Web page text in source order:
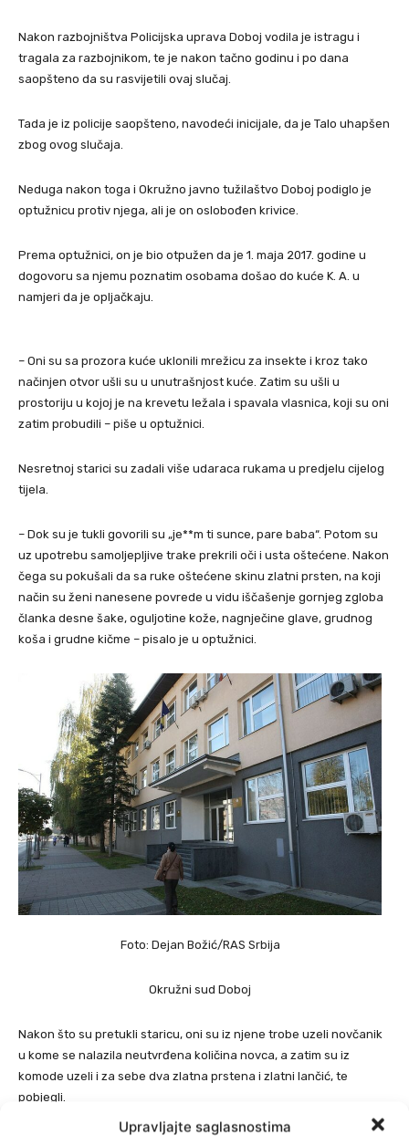
Upravljajte saglasnostima
Nakon razbojništva Policijska uprava Doboj vodila je istragu i
tragala za razbojnikom, te je nakon tačno godinu i po dana
saopšteno da su rasvijetili ovaj slučaj.
Tada je iz policije saopšteno, navodeći inicijale, da je Talo uhapšen
zbog ovog slučaja.
Neduga nakon toga i Okružno javno tužilaštvo Doboj podiglo je
optužnicu protiv njega, ali je on oslobođen krivice.
Prema optužnici, on je bio otpužen da je 1. maja 2017. godine u
dogovoru sa njemu poznatim osobama došao do kuće K. A. u
namjeri da je opljačkaju.
– Oni su sa prozora kuće uklonili mrežicu za insekte i kroz tako
načinjen otvor ušli su u unutrašnjost kuće. Zatim su ušli u
prostoriju u kojoj je na krevetu ležala i spavala vlasnica, koji su oni
zatim probudili – piše u optužnici.
Nesretnoj starici su zadali više udaraca rukama u predjelu cijelog
tijela.
– Dok su je tukli govorili su „je**m ti sunce, pare baba“. Potom su
uz upotrebu samoljepljive trake prekrili oči i usta oštećene. Nakon
čega su pokušali da sa ruke oštećene skinu zlatni prsten, na koji
način su ženi nanesene povrede u vidu iščašenje gornjeg zgloba
članka desne šake, oguljotine kože, nagnječine glave, grudnog
koša i grudne kičme – pisalo je u optužnici.
Foto: Dejan Božić/RAS Srbija
Okružni sud Doboj
Nakon što su pretukli staricu, oni su iz njene trobe uzeli novčanik
u kome se nalazila neutvrđena količina novca, a zatim su iz
komode uzeli i za sebe dva zlatna prstena i zlatni lančić, te
pobjegli.